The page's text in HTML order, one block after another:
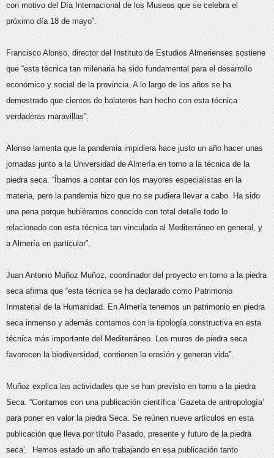
con motivo del Día Internacional de los Museos que se celebra el
próximo día 18 de mayo”.
Francisco Alonso, director del Instituto de Estudios Almerienses sostiene
que “esta técnica tan milenaria ha sido fundamental para el desarrollo
económico y social de la provincia. A lo largo de los años se ha
demostrado que cientos de balateros han hecho con esta técnica
verdaderas maravillas”.
Alonso lamenta que la pandemia impidiera hace justo un año hacer unas
jornadas junto a la Universidad de Almería en torno a la técnica de la
piedra seca. “Íbamos a contar con los mayores especialistas en la
materia, pero la pandemia hizo que no se pudiera llevar a cabo. Ha sido
una pena porque hubiéramos conocido con total detalle todo lo
relacionado con esta técnica tan vinculada al Mediterráneo en general, y
a Almería en particular”.
Juan Antonio Muñoz Muñoz, coordinador del proyecto en torno a la piedra
seca afirma que “esta técnica se ha declarado como Patrimonio
Inmaterial de la Humanidad. En Almería tenemos un patrimonio en piedra
seca inmenso y además contamos con la tipología constructiva en esta
técnica más importante del Mediterráneo. Los muros de piedra seca
favorecen la biodiversidad, contienen la erosión y generan vida”.
Muñoz explica las actividades que se han previsto en torno a la piedra
Seca. “Contamos con una publicación científica ‘Gazeta de antropología’
para poner en valor la piedra Seca. Se reúnen nueve artículos en esta
publicación que lleva por título Pasado, presente y futuro de la piedra
seca’. Hemos estado un año trabajando en esa publicación tanto